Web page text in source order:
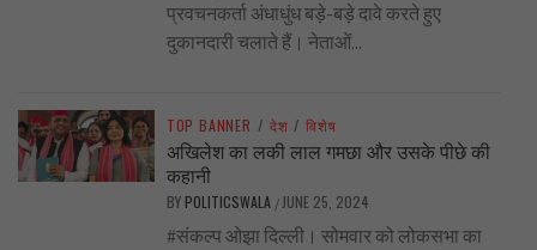
प्रवचनकर्ता अंधाधुंध बड़े-बड़े दावे करते हुए
दुकानदारी चलाते हैं। नेताओं...
TOP BANNER / देश / विशेष
अखिलेश का लकी लाल गमछा और उसके पीछे की
कहानी
BY POLITICSWALA / JUNE 25, 2024
#संकल्प ओझा दिल्ली। सोमवार को लोकसभा का